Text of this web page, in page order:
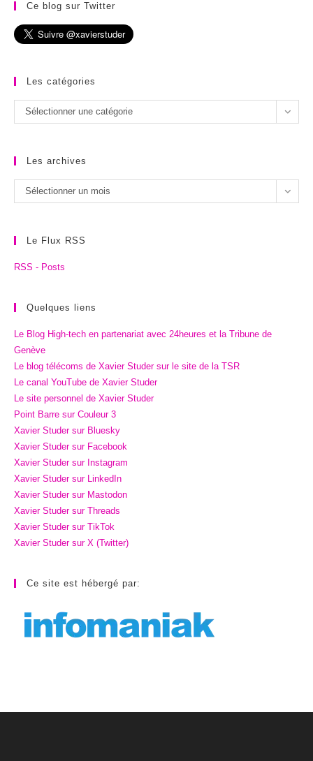
Ce blog sur Twitter
Les catégories
Les
catégories
Sélectionner une catégorie
Les archives
Les
archives
Sélectionner un mois
Le Flux RSS
RSS - Posts
Quelques liens
Le Blog High-tech en partenariat avec 24heures et la Tribune de
Genève
Le blog télécoms de Xavier Studer sur le site de la TSR
Le canal YouTube de Xavier Studer
Le site personnel de Xavier Studer
Point Barre sur Couleur 3
Xavier Studer sur Bluesky
Xavier Studer sur Facebook
Xavier Studer sur Instagram
Xavier Studer sur LinkedIn
Xavier Studer sur Mastodon
Xavier Studer sur Threads
Xavier Studer sur TikTok
Xavier Studer sur X (Twitter)
Ce site est hébergé par: